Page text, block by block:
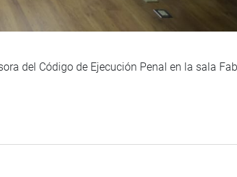
del Código de Ejecución Penal en la sala